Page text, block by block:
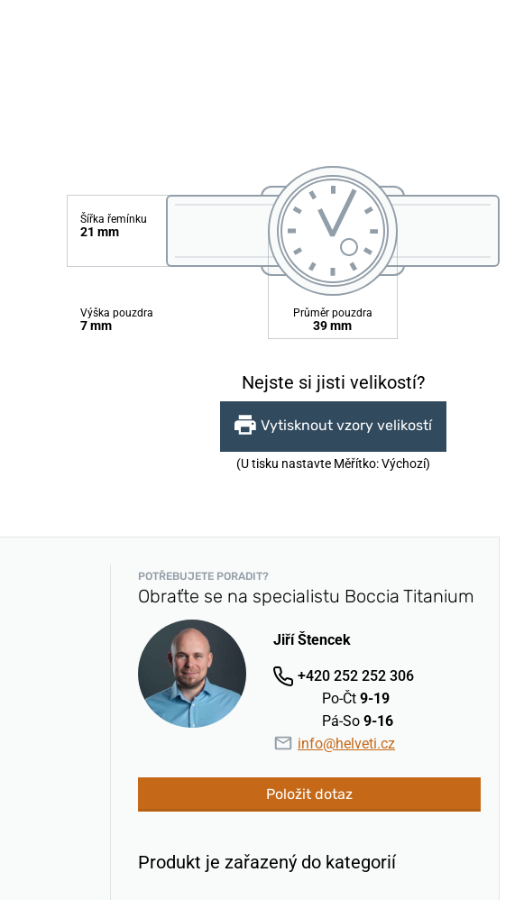
Šířka řemínku
21 mm
Výška pouzdra
7 mm
Průměr pouzdra
39 mm
Nejste si jisti velikostí?
Vytisknout vzory velikostí
(U tisku nastavte Měřítko: Výchozí)
POTŘEBUJETE PORADIT?
Obraťte se na specialistu Boccia Titanium
Jiří Štencek
+420 252 252 306
Po-Čt 9-19
Pá-So 9-16
info@helveti.cz
Položit dotaz
Produkt je zařazený do kategorií